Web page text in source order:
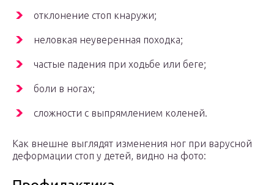
отклонение стоп кнаружи;
неловкая неуверенная походка;
частые падения при ходьбе или беге;
боли в ногах;
сложности с выпрямлением коленей.
Как внешне выглядят изменения ног при варусной
деформации стоп у детей, видно на фото: